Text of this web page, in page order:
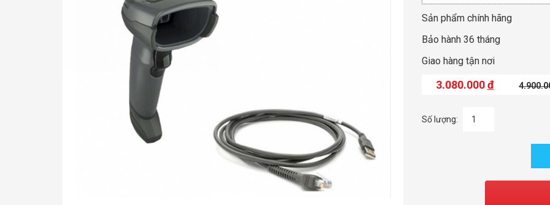
Sản phẩm chính hãng
Bảo hành 36 tháng
Giao hàng tận nơi
3.080.000đ
Số lượng: